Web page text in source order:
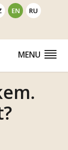
EN RU
MENU